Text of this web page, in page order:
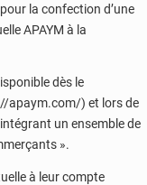
la confection d’une
APAYM à la
dès le
apaym.com/) et lors de
un ensemble de
».
à leur compte